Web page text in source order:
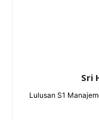
Sri
Lulusan S1